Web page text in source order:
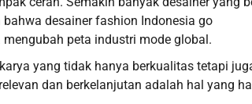
desainer fashion Indonesia go
peta industri mode global.
yang tidak hanya berkualitas tetapi
dan berkelanjutan adalah hal yang